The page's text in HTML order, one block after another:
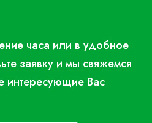
часа или в удобное
заявку и мы свяжемся
интересующие Вас